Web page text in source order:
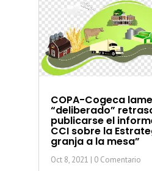
COPA-Cogeca
“deliberado”
publicarse el
CCI sobre la
granja a la mesa”
Oct 8, 2021 | 0 Comentario